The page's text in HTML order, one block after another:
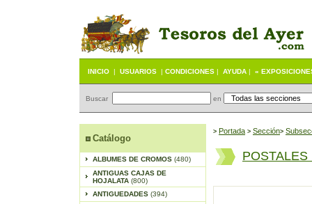
INICIO | USUARIOS | CONDICIONES | AYUDA | «
Buscar en
Catálogo
ALBUMES DE CROMOS (480)
ANTIGUAS CAJAS DE
HOJALATA (800)
ANTIGUEDADES (394)
> Portada > Sección>
POSTALES